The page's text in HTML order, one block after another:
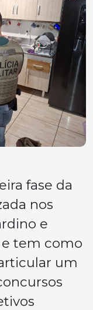
fase da
nos
e
e tem como
um